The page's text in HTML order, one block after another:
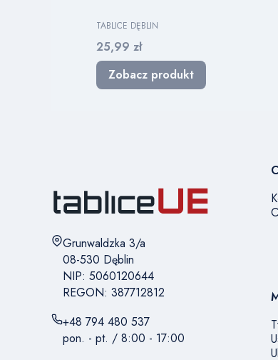
PRODUCENT
TABLICE DĘBLIN
Cena
25,99 zł
Zobacz produkt
Adres:
Grunwaldzka 3/a
08-530 Dęblin
NIP: 5060120644
REGON: 387712812
+48 794 480 537
pon. - pt. / 8:00 - 17:00